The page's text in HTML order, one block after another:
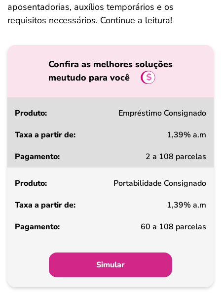
aposentadorias, auxílios temporários e os
requisitos necessários. Continue a leitura!
Confira as melhores soluções
meutudo para você
Produto
a
de
Pagamento
Empréstimo Consignado
1,39% a.m
2 a 108 parcelas
Portabilidade Consignado
1,39% a.m
60 a 108 parcelas
Simular